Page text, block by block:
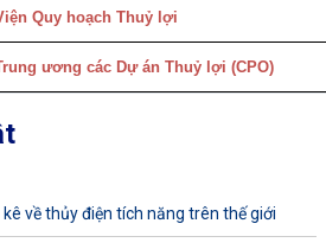
Quy hoạch Thuỷ lợi
ương các Dự án Thuỷ lợi (CPO)
về thủy điện tích năng trên thế giới